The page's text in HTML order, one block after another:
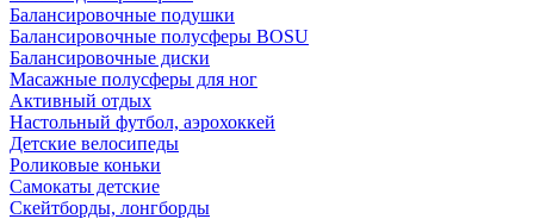
Балансировочные подушки
Балансировочные полусферы BOSU
Балансировочные диски
Масажные полусферы для ног
Активный отдых
Настольный футбол, аэрохоккей
Детские велосипеды
Роликовые коньки
Самокаты детские
Скейтборды, лонгборды